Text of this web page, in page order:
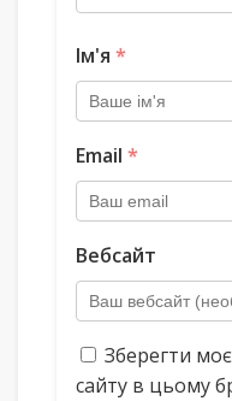
Ім'я *
Email *
Вебсайт
Зберегти
сайту в цьому